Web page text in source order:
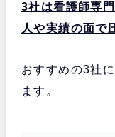
3社は看護師専
人や実績の面で
おすすめの3社
ます。